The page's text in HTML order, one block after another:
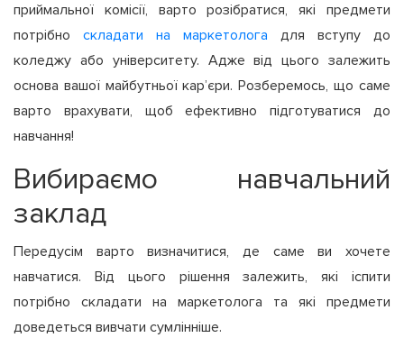
приймальної комісії, варто розібратися, які предмети
потрібно складати на маркетолога для вступу до
коледжу або університету. Адже від цього залежить
основа вашої майбутньої кар’єри. Розберемось, що саме
варто врахувати, щоб ефективно підготуватися до
навчання!
Вибираємо навчальний
заклад
Передусім варто визначитися, де саме ви хочете
навчатися. Від цього рішення залежить, які іспити
потрібно складати на маркетолога та які предмети
доведеться вивчати сумлінніше.